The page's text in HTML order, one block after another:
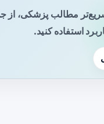
مطالب پزشکی، از
استفاده کنید.